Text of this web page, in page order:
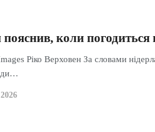
пояснив, коли
Ріко Верховен За словами